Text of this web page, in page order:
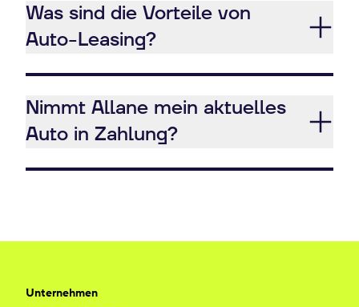
Was sind die Vorteile von
Auto-Leasing?
Nimmt Allane mein aktuelles
Auto in Zahlung?
Unternehmen